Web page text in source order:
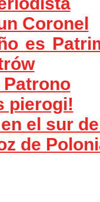
Coronel
es
Patrono
pierogi!
el sur
de